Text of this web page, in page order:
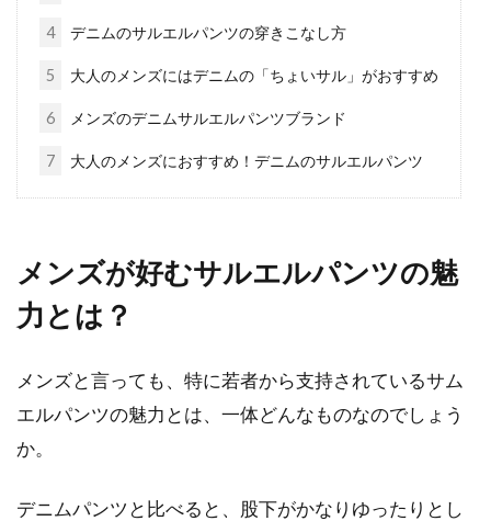
大活躍！～キッズ編～
キッズファッションの「羽織りもの」といえ
ば、なにが思いつきますか？結婚式や発表会な
どのフォー...
るレディースコーデが旬！
うなデニ...
すめなキッズ商品も必見！
4 デニムのサルエルパンツの穿きこなし方
5 大人のメンズにはデニムの「ちょいサル」がおすすめ
6 メンズのデニムサルエルパンツブランド
7 大人のメンズにおすすめ！デニムのサルエルパンツ
メンズが好むサルエルパンツの魅
力とは？
メンズと言っても、特に若者から支持されているサム
エルパンツの魅力とは、一体どんなものなのでしょう
か。
デニムパンツと比べると、股下がかなりゆったりとし